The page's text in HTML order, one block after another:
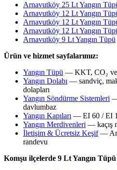
Arnavutköy 25 Lt Yangın
Arnavutköy 12 Lt Yangın Tüpü
Arnavutköy 12 Lt Yangın
Arnavutköy 12 Lt Yangın
Arnavutköy 9 Lt Yangın Tüpü
Ürün ve hizmet sayfalarımız:
Yangın Tüpü — KKT, CO₂ ve
Yangın Dolabı — sandviç,
dolapları
Yangın Söndürme Sistemleri —
davlumbaz
Yangın Kapıları — EI 60 / EI
Yangın Merdivenleri — kaçış
İletişim & Ücretsiz Keşif—
randevu
Komşu ilçelerde 9 Lt Yangın Tüpü